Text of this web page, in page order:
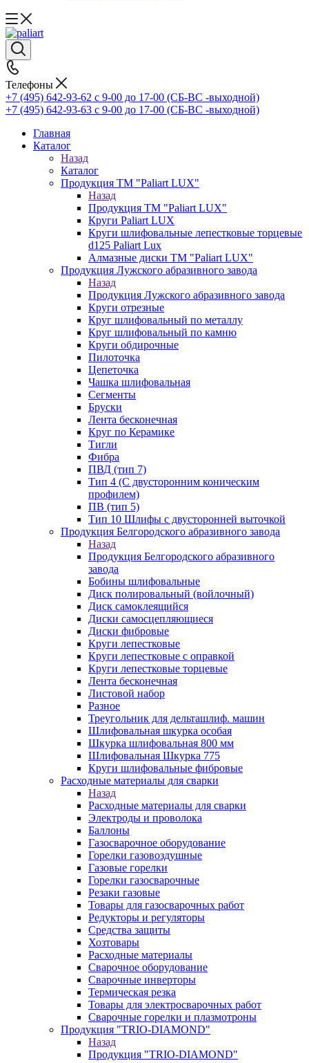
Телефоны
+7 (495) 642-93-62 c 9-00 до 17-00 (СБ-ВС -выходной)
+7 (495) 642-93-63 c 9-00 до 17-00 (СБ-ВС -выходной)
Главная
Каталог
Назад
Каталог
Продукция ТМ "Paliart LUX"
Назад
Продукция ТМ "Paliart LUX"
Круги Paliart LUX
Круги шлифовальные лепестковые торцевые
d125 Paliart Lux
Алмазные диски ТМ "Paliart LUX"
Продукция Лужского абразивного завода
Назад
Продукция Лужского абразивного завода
Круги отрезные
Круг шлифовальный по металлу
Круг шлифовальный по камню
Круги обдирочные
Пилоточка
Цепеточка
Чашка шлифовальная
Сегменты
Бруски
Лента бесконечная
Круг по Керамике
Тигли
Фибра
ПВД (тип 7)
Тип 4 (С двусторонним коническим
профилем)
ПВ (тип 5)
Тип 10 Шлифы с двусторонней выточкой
Продукция Белгородского абразивного завода
Назад
Продукция Белгородского абразивного
завода
Бобины шлифовальные
Диск полировальный (войлочный)
Диск самоклеящийся
Диски самосцепляющиеся
Диски фибровые
Круги лепестковые
Круги лепестковые с оправкой
Круги лепестковые торцевые
Лента бесконечная
Листовой набор
Разное
Треугольник для дельташлиф. машин
Шлифовальная шкурка особая
Шкурка шлифовальная 800 мм
Шлифовальная Шкурка 775
Круги шлифовальные фибровые
Расходные материалы для сварки
Назад
Расходные материалы для сварки
Электроды и проволока
Баллоны
Газосварочное оборудование
Горелки газовоздушные
Газовые горелки
Горелки газосварочные
Резаки газовые
Товары для газосварочных работ
Редукторы и регуляторы
Средства защиты
Хозтовары
Расходные материалы
Сварочное оборудование
Сварочные инверторы
Термическая резка
Товары для электросварочных работ
Сварочные горелки и плазмотроны
Продукция "TRIO-DIAMOND"
Назад
Продукция "TRIO-DIAMOND"